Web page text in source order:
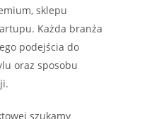
sklepu
Każda branża
podejścia do
oraz sposobu
szukamy